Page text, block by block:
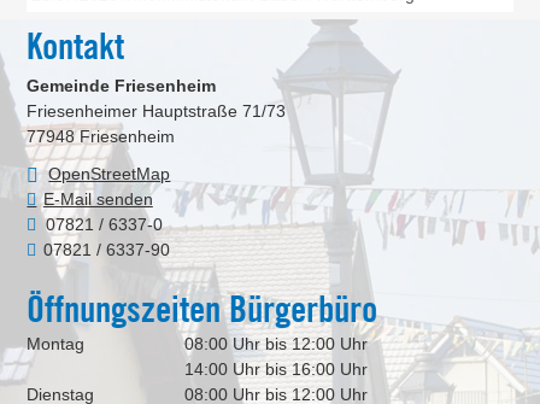
Kontakt
Gemeinde Friesenheim
Friesenheimer Hauptstraße 71/73
77948 Friesenheim
OpenStreetMap
E-Mail senden
07821 / 6337-0
07821 / 6337-90
Öffnungszeiten Bürgerbüro
Montag
08:00 Uhr bis 12:00 Uhr
14:00 Uhr bis 16:00 Uhr
Dienstag
08:00 Uhr bis 12:00 Uhr